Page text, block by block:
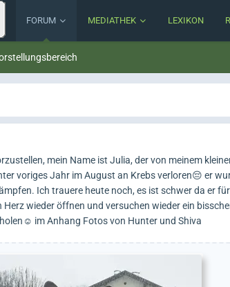
FORUM MEDIATHEK LEXIKON
mein Name ist Julia, der von meinem
voriges Jahr im August an Krebs verloren😔 er
Ich trauere heute noch, es ist schwer da er
Herz wieder öffnen und versuchen wieder ein
im Anhang Fotos von Hunter und Shiva